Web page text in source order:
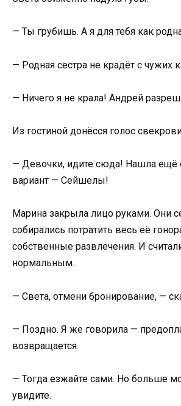
— Ты грубишь. А я для тебя как
— Родная сестра не крадёт с чужих
— Ничего я не крала! Андрей
Из гостиной донёсся голос
— Девочки, идите сюда! Нашла ещё
вариант — Сейшелы!
Марина закрыла лицо руками. Они
собирались потратить весь её
собственные развлечения. И
нормальным.
— Света, отмени бронирование, —
— Поздно. Я же говорила —
возвращается.
— Тогда езжайте сами. Но больше
увидите.